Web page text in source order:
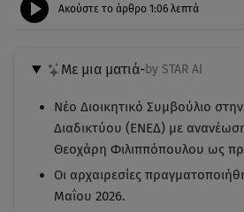
Ακούστε το άρθρο 1:06 λεπτά
Με μια ματιά-by STAR AI
Νέο Διοικητικό Συμβούλιο
Διαδικτύου (ΕΝΕΔ) με
Θεοχάρη Φιλιππόπουλου ως
Οι αρχαιρεσίες
Μαΐου 2026.